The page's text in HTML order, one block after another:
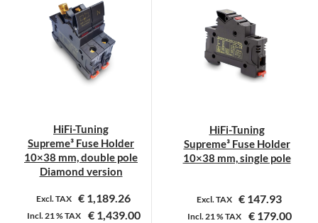
variaties.
Deze
optie
kan
de
productpagina
HiFi-Tuning
Supreme³ Fuse Holder
10×38 mm, double pole
Diamond version
Excl. TAX € 1,189.26
Incl.21 %TAX €1,439.00
HiFi-Tuning
Supreme³ Fuse Holder
10×38 mm, single pole
Excl. TAX € 147.93
Incl.21 %TAX €179.00